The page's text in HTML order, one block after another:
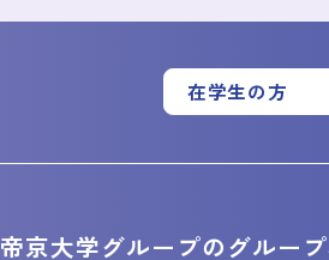
在学生の方
京大学グループのグルー